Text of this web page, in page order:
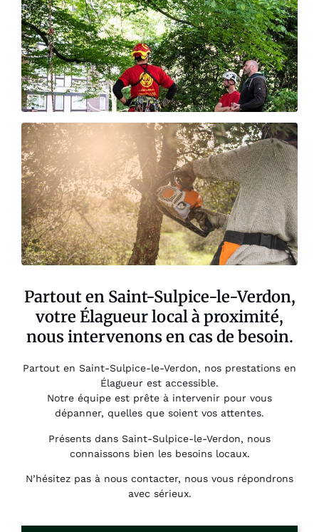
Partout en Saint-Sulpice-le-Verdon,
votre Élagueur local à proximité,
nous intervenons en cas de besoin.
Partout en Saint-Sulpice-le-Verdon, nos prestations en
Élagueur est accessible.
Notre équipe est prête à intervenir pour vous
dépanner, quelles que soient vos attentes.
Présents dans Saint-Sulpice-le-Verdon, nous
connaissons bien les besoins locaux.
N’hésitez pas à nous contacter, nous vous répondrons
avec sérieux.